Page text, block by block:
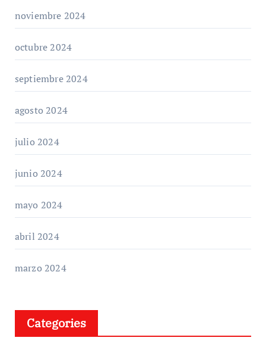
noviembre 2024
octubre 2024
septiembre 2024
agosto 2024
julio 2024
junio 2024
mayo 2024
abril 2024
marzo 2024
Categories